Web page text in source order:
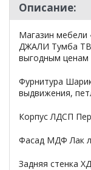
Описание:
Магазин мебели
ДЖАЛИ Тумба ТВ
выгодным ценам
Фурнитура
выдвижения,
Корпус ЛДСП
Фасад МДФ Лак
Задняя стенка